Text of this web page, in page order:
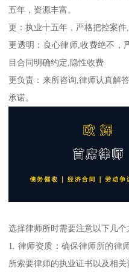
五年，资源丰富。
更：执业十五年，严格把控案件
更透明：良心律师,收费绝不，
目合同明确约定,隐性收费
更负责：来所咨询,律师认真解
承诺。
选择律师所时需要注意以下几个
1. 律师资质：确保律师所的律
所索要律师的执业证书以及相关